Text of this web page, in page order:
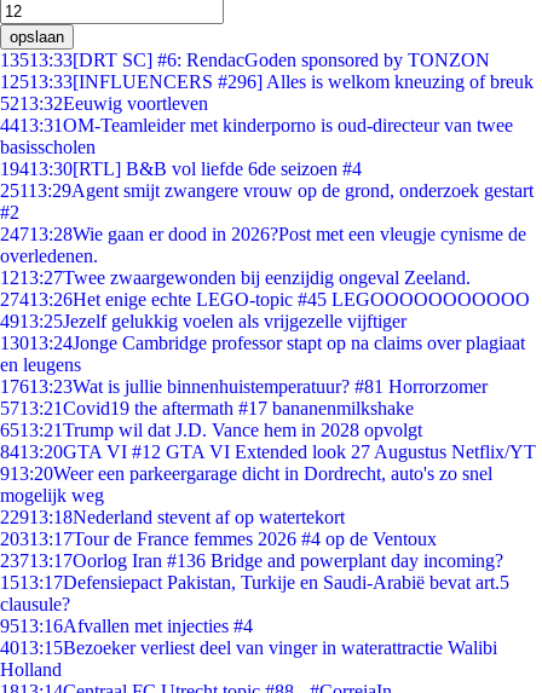
opslaan
13513:33[DRT SC] #6: RendacGoden sponsored by TONZON
12513:33[INFLUENCERS #296] Alles is welkom kneuzing of breuk
5213:32Eeuwig voortleven
4413:31OM-Teamleider met kinderporno is oud-directeur van twee
basisscholen
19413:30[RTL] B&B vol liefde 6de seizoen #4
25113:29Agent smijt zwangere vrouw op de grond, onderzoek gestart
#2
24713:28Wie gaan er dood in 2026?Post met een vleugje cynisme de
overledenen.
1213:27Twee zwaargewonden bij eenzijdig ongeval Zeeland.
27413:26Het enige echte LEGO-topic #45 LEGOOOOOOOOOOO
4913:25Jezelf gelukkig voelen als vrijgezelle vijftiger
13013:24Jonge Cambridge professor stapt op na claims over plagiaat
en leugens
17613:23Wat is jullie binnenhuistemperatuur? #81 Horrorzomer
5713:21Covid19 the aftermath #17 bananenmilkshake
6513:21Trump wil dat J.D. Vance hem in 2028 opvolgt
8413:20GTA VI #12 GTA VI Extended look 27 Augustus Netflix/YT
913:20Weer een parkeergarage dicht in Dordrecht, auto's zo snel
mogelijk weg
22913:18Nederland stevent af op watertekort
20313:17Tour de France femmes 2026 #4 op de Ventoux
23713:17Oorlog Iran #136 Bridge and powerplant day incoming?
1513:17Defensiepact Pakistan, Turkije en Saudi-Arabië bevat art.5
clausule?
9513:16Afvallen met injecties #4
4013:15Bezoeker verliest deel van vinger in waterattractie Walibi
Holland